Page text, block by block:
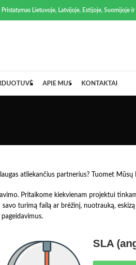
Lietuvoje, Latvijoje, Estijoje, Suomijoje
APIE MUS KONTAKTAI
atliekančius partnerius? Tuomet Mūsų
Pritaikome kiekvienam projektui
turimą failą ar brėžinį, nuotrauką,
SLA